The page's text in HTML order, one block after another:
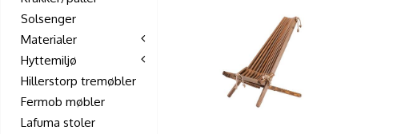
Solsenger
Materialer
Hyttemiljø
Hillerstorp tremøbler
Fermob møbler
Lafuma stoler